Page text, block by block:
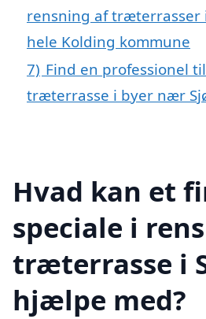
rensning af træterrasser
hele Kolding kommune
7) Find en professionel
træterrasse i byer nær
Hvad kan et
speciale i
træterrasse i
hjælpe med?